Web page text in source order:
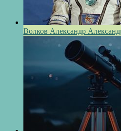
Волков Александр